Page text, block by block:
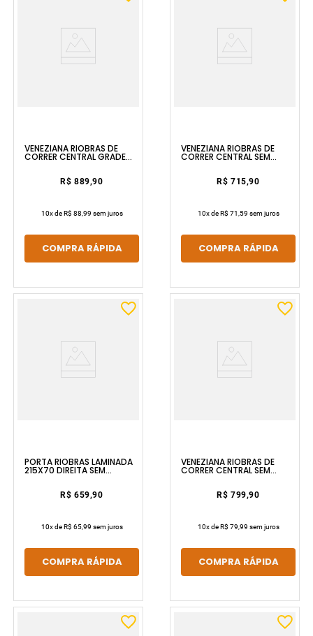
VENEZIANA RIOBRAS DE
CORRER CENTRAL GRADE
R$ 889,90
10x deR$ 88,99 sem juros
COMPRA RÁPIDA
VENEZIANA RIOBRAS DE
CORRER CENTRAL SEM
R$ 715,90
10x deR$ 71,59 sem juros
COMPRA RÁPIDA
PORTA RIOBRAS LAMINADA
215X70 DIREITA SEM
R$ 659,90
10x deR$ 65,99 sem juros
COMPRA RÁPIDA
VENEZIANA RIOBRAS DE
CORRER CENTRAL SEM
R$ 799,90
10x deR$ 79,99 sem juros
COMPRA RÁPIDA